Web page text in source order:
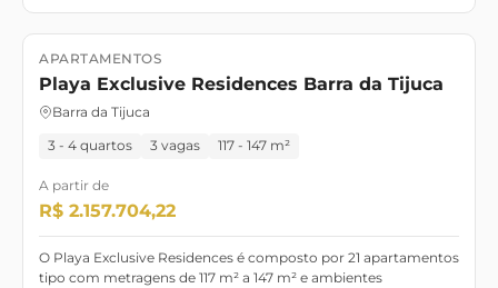
Lançamento
APARTAMENTOS
Playa Exclusive Residences Barra da Tijuca
Barra da Tijuca
3 - 4 quartos 3 vagas 117 - 147 m²
A partir de
R$ 2.157.704,22
O Playa Exclusive Residences é composto por 21 apartamentos
tipo com metragens de 117 m² a 147 m² e ambientes